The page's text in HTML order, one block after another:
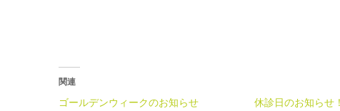
関連
ゴールデンウィークのお知らせ
休診日のお知らせ